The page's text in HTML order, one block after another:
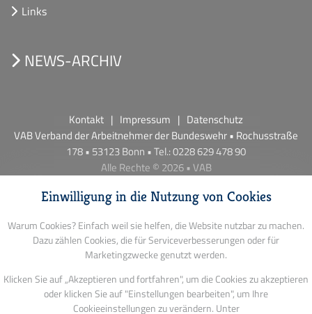
Einwilligung in die Nutzung von Cookies
Warum Cookies? Einfach weil sie helfen, die Website nutzbar zu machen.
Dazu zählen Cookies, die für Serviceverbesserungen oder für
Marketingzwecke genutzt werden.
Klicken Sie auf „Akzeptieren und fortfahren", um die Cookies zu akzeptieren
oder klicken Sie auf "Einstellungen bearbeiten", um Ihre
Cookieeinstellungen zu verändern. Unter
Links
NEWS-ARCHIV
Kontakt Impressum
Datenschutz
VAB Verband der Arbeitnehmer der Bundeswehr • Rochusstraße
178 • 53123 Bonn • Tel.: 0228 629 478 90
Alle Rechte © 2026 • VAB